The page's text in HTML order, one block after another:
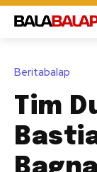
Beritabalap
Tim